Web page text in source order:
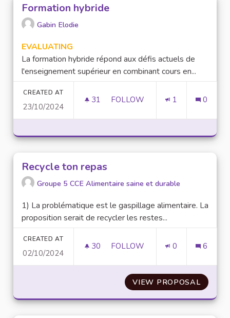
Formation hybride
Gabin Elodie
EVALUATING
La formation hybride répond aux défis actuels de
l'enseignement supérieur en combinant cours en...
CREATED AT
23/10/2024
31 31 FOLLOWERS
FOLLOW 1 0
Recycle ton repas
Groupe 5 CCE Alimentaire saine et durable
1) La problématique est le gaspillage alimentaire. La
proposition serait de recycler les restes...
CREATED AT
02/10/2024
30 30 FOLLOWERS
FOLLOW 0 6
VIEW PROPOSAL